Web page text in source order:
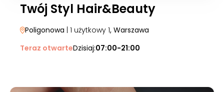
Twój Styl Hair&Beauty
Poligonowa | 1 użytkowy 1, Warszawa
Teraz otwarteDzisiaj:07:00-21:00